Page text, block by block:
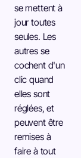
se mettent à
jour toutes
seules. Les
autres se
cochent d'un
clic quand
elles sont
réglées, et
peuvent être
remises à
faire à tout